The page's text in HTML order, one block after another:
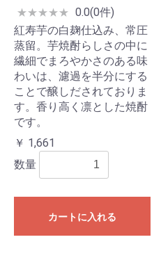
★★★★★ 0.0(0件)
紅寿芋の白麹仕込み、常圧
蒸留。芋焼酎らしさの中に
繊細でまろやかさのある味
わいは、濾過を半分にする
ことで醸しだされておりま
す。香り高く凛とした焼酎
です。
￥ 1,661
数量
カートに入れる